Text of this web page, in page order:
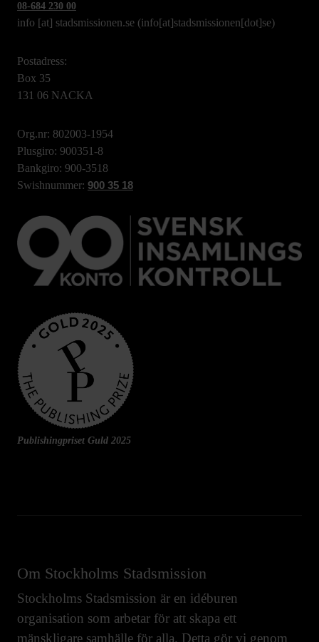
08-684 230 00
info [at] stadsmissionen.se (info[at]stadsmissionen[dot]se)
Postadress:
Box 35
131 06 NACKA
Org.nr: 802003-1954
Plusgiro: 900351-8
Bankgiro: 900-3518
Swishnummer: 900 35 18
Publishingpriset Guld 2025
Om Stockholms Stadsmission
Stockholms Stadsmission är en idéburen
organisation som arbetar för att skapa ett
mänskligare samhälle för alla. Detta gör vi genom